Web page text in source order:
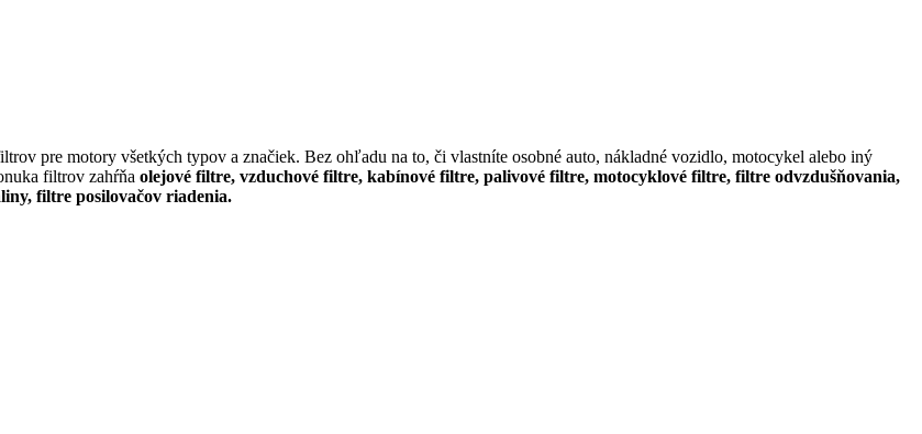
pre motory všetkých typov a značiek. Bez ohľadu na to, či vlastníte osobné auto, nákladné vozidlo, motocykel alebo iný
filtrov zahŕňa olejové filtre, vzduchové filtre, kabínové filtre, palivové filtre, motocyklové filtre, filtre odvzdušňovania,
filtre posilovačov riadenia.